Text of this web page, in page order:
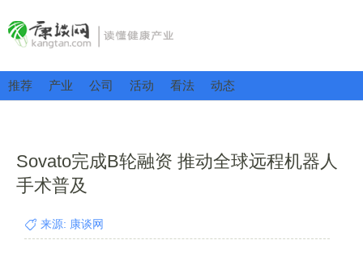
推荐 产业 公司 活动 看法 动态
Sovato完成B轮融资 推动全球远程机器人
手术普及
来源: 康谈网